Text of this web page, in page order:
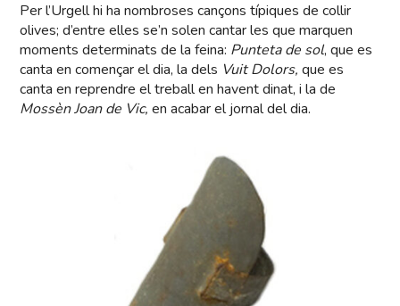
Per l’Urgell hi ha nombroses cançons típiques de collir
olives; d’entre elles se’n solen cantar les que marquen
moments determinats de la feina: Punteta de sol, que es
canta en començar el dia, la dels Vuit Dolors,que es
canta en reprendre el treball en havent dinat, i la de
Mossèn Joan de Vic,en acabar el jornal del dia.